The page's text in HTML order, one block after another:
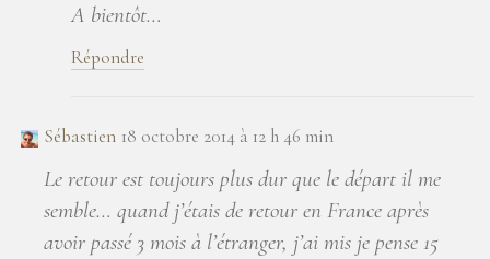
A bientôt…
Répondre
Sébastien 18 octobre 2014 à 12 h 46 min
Le retour est toujours plus dur que le départ il me
semble… quand j’étais de retour en France après
avoir passé 3 mois à l’étranger, j’ai mis je pense 15